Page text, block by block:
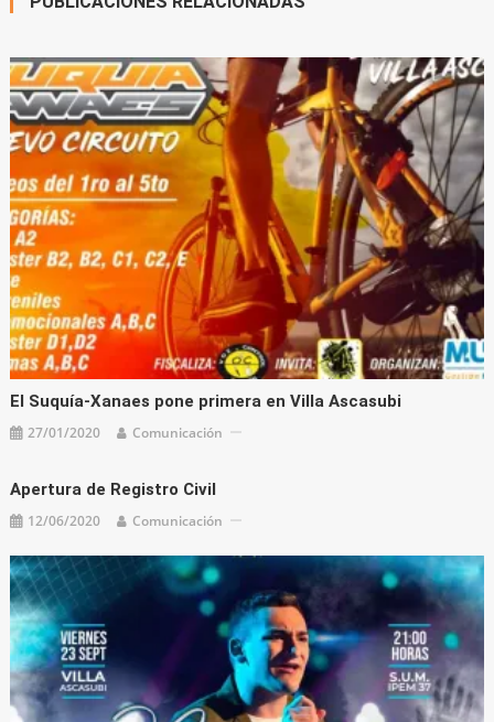
El Suquía-Xanaes pone primera en Villa Ascasubi
27/01/2020 Comunicación
Apertura de Registro Civil
12/06/2020 Comunicación